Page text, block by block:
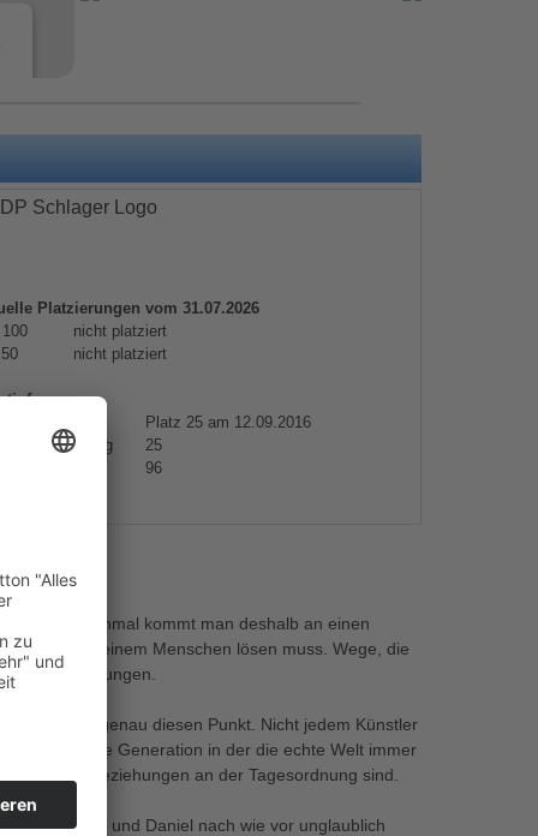
Platzierungen vom 31.07.2026
nicht platziert
nicht platziert
Platz 25 am 12.09.2016
Platzierung
25
96
Und manchmal kommt man deshalb an einen
zu einem Menschen lösen muss. Wege, die
Richtungen.
genau diesen Punkt. Nicht jedem Künstler
wendet. Eine Generation in der die echte Welt immer
Beziehungen an der Tagesordnung sind.
sind Caro und Daniel nach wie vor unglaublich